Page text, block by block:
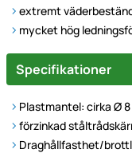
extremt
mycket hög
Specifikationer
Plastmantel: cirka Ø
förzinkad
Draghållfasthet/